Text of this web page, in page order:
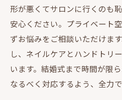
形が悪くてサロンに行くのも
安心ください。プライベート
ずお悩みをご相談いただけま
し、ネイルケアとハンドトリ
います。結婚式まで時間が限
なるべく対応するよう、全力